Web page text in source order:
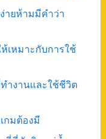
ายห้ามมีคำว่า
เหมาะกับการใช้
ำงานและใช้ชีวิต
กมต้องมี